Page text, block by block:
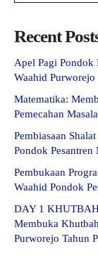
Recent
Apel Pagi Pondok
Waahid Purworejo
Matematika:
Pemecahan
Pembiasaan
Pondok Pesantren
Pembukaan
Waahid Pondok
DAY 1
Membuka
Purworejo Tahun